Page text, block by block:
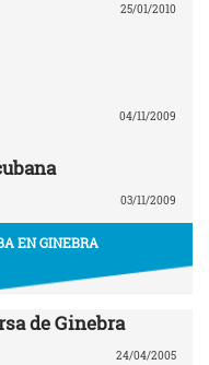
25/01/2010
04/11/2009
03/11/2009
EN GINEBRA
de Ginebra
24/04/2005